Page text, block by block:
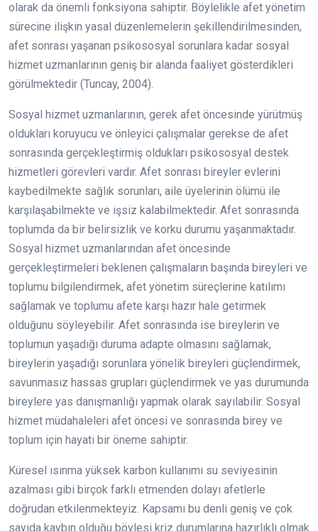
olarak da önemli fonksiyona sahiptir. Böylelikle afet yönetim
sürecine ilişkin yasal düzenlemelerin şekillendirilmesinden,
afet sonrası yaşanan psikososyal sorunlara kadar sosyal
hizmet uzmanlarının geniş bir alanda faaliyet gösterdikleri
görülmektedir (Tuncay, 2004).
Sosyal hizmet uzmanlarının, gerek afet öncesinde yürütmüş
oldukları koruyucu ve önleyici çalışmalar gerekse de afet
sonrasında gerçekleştirmiş oldukları psikososyal destek
hizmetleri görevleri vardır. Afet sonrası bireyler evlerini
kaybedilmekte sağlık sorunları, aile üyelerinin ölümü ile
karşılaşabilmekte ve işsiz kalabilmektedir. Afet sonrasında
toplumda da bir belirsizlik ve korku durumu yaşanmaktadır.
Sosyal hizmet uzmanlarından afet öncesinde
gerçekleştirmeleri beklenen çalışmaların başında bireyleri ve
toplumu bilgilendirmek, afet yönetim süreçlerine katılımı
sağlamak ve toplumu afete karşı hazır hale getirmek
olduğunu söyleyebilir. Afet sonrasında ise bireylerin ve
toplumun yaşadığı duruma adapte olmasını sağlamak,
bireylerin yaşadığı sorunlara yönelik bireyleri güçlendirmek,
savunmasız hassas grupları güçlendirmek ve yas durumunda
bireylere yas danışmanlığı yapmak olarak sayılabilir. Sosyal
hizmet müdahaleleri afet öncesi ve sonrasında birey ve
toplum için hayati bir öneme sahiptir.
Küresel ısınma yüksek karbon kullanımı su seviyesinin
azalması gibi birçok farklı etmenden dolayı afetlerle
doğrudan etkilenmekteyiz. Kapsamı bu denli geniş ve çok
sayıda kaybın olduğu böylesi kriz durumlarına hazırlıklı olmak